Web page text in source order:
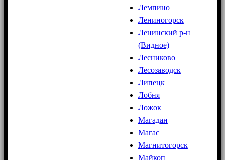
Лемпино
Лениногорск
Ленинский р-н
(Видное)
Лесниково
Лесозаводск
Липецк
Лобня
Ложок
Магадан
Магас
Магнитогорск
Майкоп